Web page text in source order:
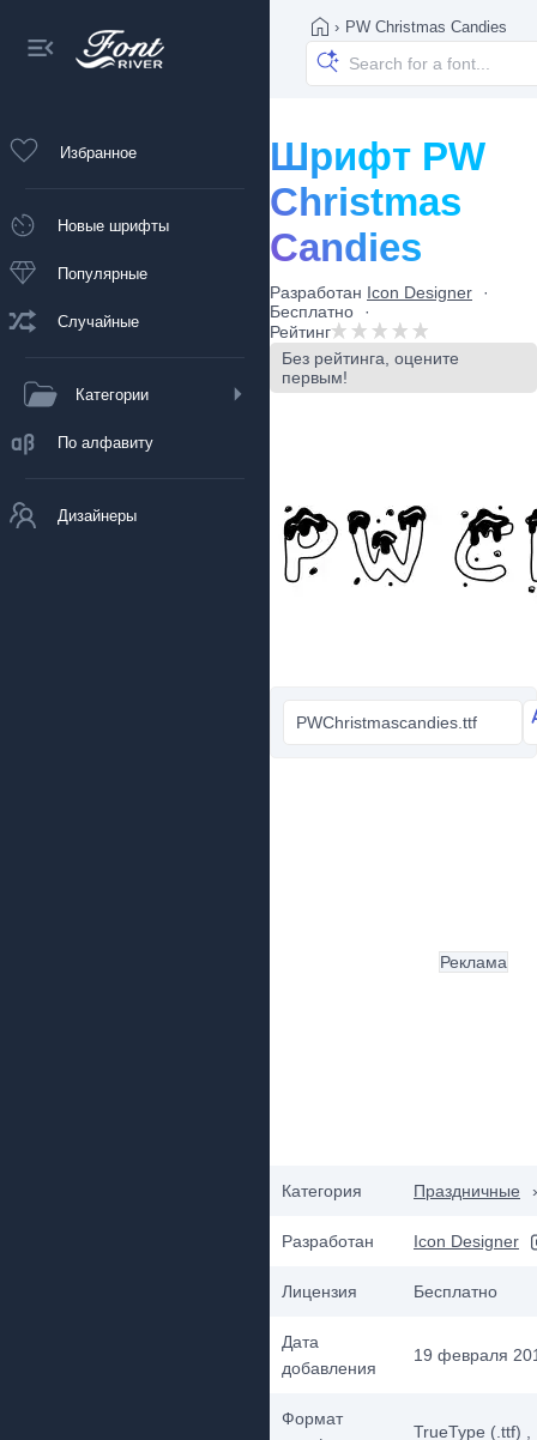
Избранное
Новые шрифты
Популярные
Случайные
Категории
По алфавиту
Дизайнеры
› PW Christmas Candies
Шрифт PW
Christmas
Candies
Разработан Icon Designer
Бесплатно
Рейтинг
Без рейтинга, оцените
первым!
PWChristmascandies.ttf
Категория Праздничные ›
Разработан Icon Designer
Лицензия Бесплатно
Дата
добавления
19 февраля
Формат
TrueType (.ttf)
Реклама